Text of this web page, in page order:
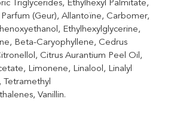
Triglycerides, Ethylhexyl Palmitate,
(Geur), Allantoïne, Carbomer,
Ethylhexylglycerine,
Beta-Caryophyllene, Cedrus
Citrus Aurantium Peel Oil,
Limonene, Linalool, Linalyl
Tetramethyl
Vanillin.